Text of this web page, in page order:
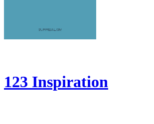
123 Inspiration